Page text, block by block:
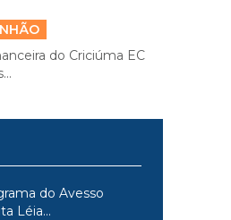
do Criciúma EC
do Avesso
Léia...